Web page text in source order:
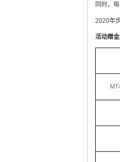
同时，
2020年
活动赠